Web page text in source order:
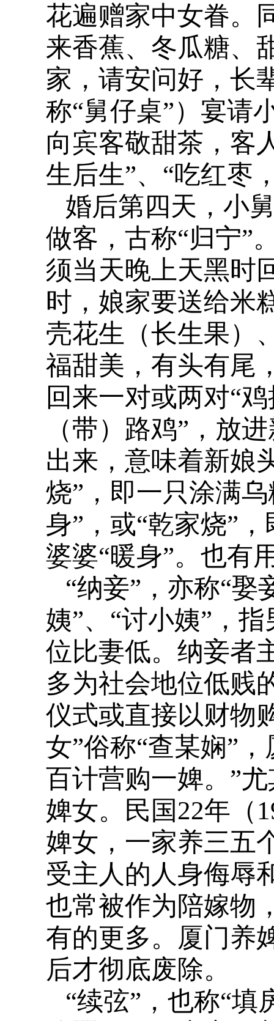
花遍赠家中女眷。
来香蕉、冬瓜糖、
家，请安问好，长
称“舅仔桌”）宴请
向宾客敬甜茶，客
生后生”、“吃红枣
婚后第四天，小
做客，古称“归宁”
须当天晚上天黑时
时，娘家要送给米
壳花生（长生果）
福甜美，有头有尾
回来一对或两对“
（带）路鸡”，放
出来，意味着新娘
烧”，即一只涂满
身”，或“乾家烧”
婆婆“暖身”。也有
“纳妾”，亦称“娶
姨”、“讨小姨”，
位比妻低。纳妾者
多为社会地位低贱
仪式或直接以财物
女”俗称“查某娴”
百计营购一婢。”
婢女。民国22年（
婢女，一家养三五
受主人的人身侮辱
也常被作为陪嫁物
有的更多。厦门养
后才彻底废除。
“续弦”，也称“